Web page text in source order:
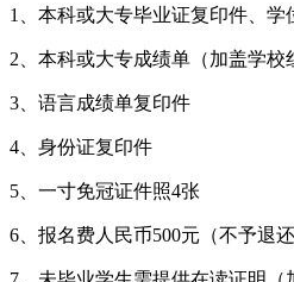
1、本科或大专毕业证复印件、学
2、本科或大专成绩单（加盖学校
3、语言成绩单复印件
4、身份证复印件
5、一寸免冠证件照4张
6、报名费人民币500元（不予退还